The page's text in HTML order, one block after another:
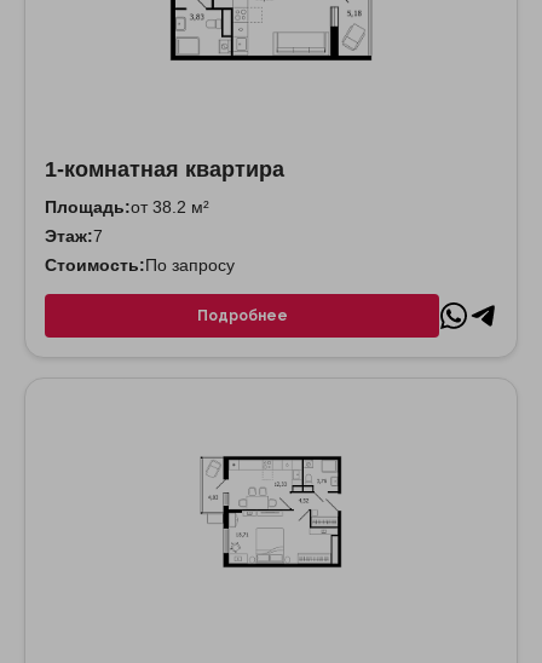
1-комнатная квартира
Площадь:от 38.2 м²
Этаж:7
Стоимость:По запросу
Подробнее